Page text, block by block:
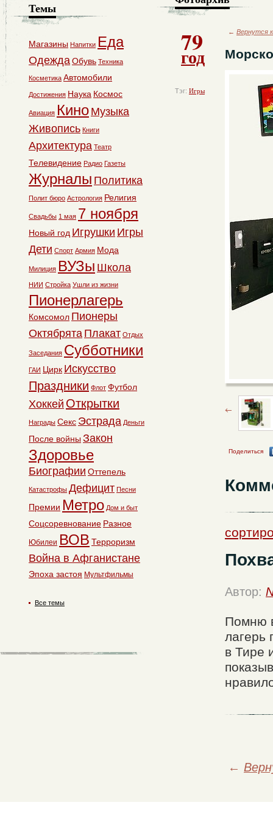
79
год
Тэг: Игры
← Вернутся
Поделиться
Автор:
Помню
лагерь
в Тире
←
Темы
Магазины Напитки Еда
ОдеждаОбувь Техника
Косметика Автомобили
Достижения Наука Космос
Авиация Кино Музыка
Живопись Книги
Архитектура Театр
Телевидение Радио Газеты
Журналы Политика
Полит бюро Астрология Религия
Свадьбы 1 мая 7 ноября
Новый год Игрушки Игры
Дети Спорт Армия Мода
Милиция ВУЗы Школа
НИИ Стройка Ушли из жизни
Пионерлагерь
Комсомол Пионеры
Октябрята Плакат Отдых
Заседания Субботники
ГАИ Цирк Искусство
Праздники Флот Футбол
Хоккей Открытки
Награды Секс Эстрада Деньги
После войны Закон
Здоровье
Биографии Оттепель
Катастрофы Дефицит Песни
Премии Метро Дом и быт
Соцсоревнование Разное
Юбилеи ВОВ Терроризм
Война в Афганистане
Эпоха застоя Мультфильмы
Все темы